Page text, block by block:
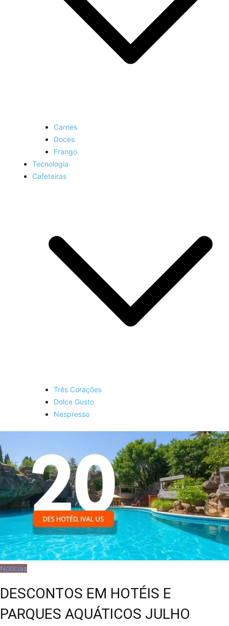
Carnes
Doces
Frango
Tecnologia
Cafeteiras
Três Corações
Dolce Gusto
Nespresso
Notícias
DESCONTOS EM HOTÉIS E
PARQUES AQUÁTICOS JULHO